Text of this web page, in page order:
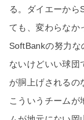
る。ダイエーから
ても、変わらなか
SoftBankの努力な
ないけどいい球団
が胴上げされるの
こういうチームが